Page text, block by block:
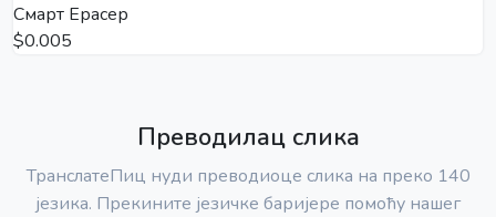
Смарт Ерасер
$0.005
Преводилац слика
ТранслатеПиц нуди преводиоце слика на преко 140
језика. Прекините језичке баријере помоћу нашег